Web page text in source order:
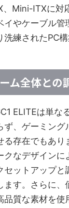
Mini-ITXに対
イやケーブル管
洗練されたPC
ム全体との
ELITEは単な
ず、ゲーミング
る存在でもあり
クなデザインに
セットアップと
ます。さらに、
品質な素材を使